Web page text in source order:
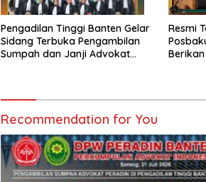
Pengadilan Tinggi Banten Gelar
Sidang Terbuka Pengambilan
Sumpah dan Janji Advokat
Resmi
Recommendation for You